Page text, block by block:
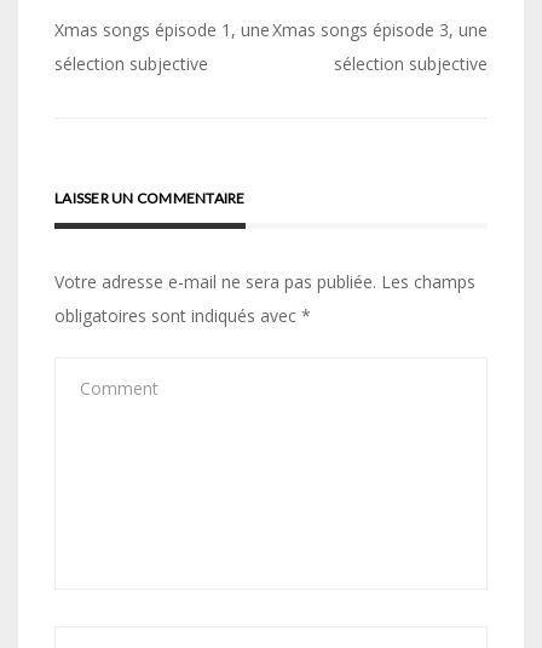
Navigation
de
Xmas songs épisode 1, une
sélection subjective
Xmas songs épisode 3, une
sélection subjective
LAISSER UN COMMENTAIRE
Votre adresse e-mail ne sera pas publiée. Les champs
obligatoires sont indiqués avec *